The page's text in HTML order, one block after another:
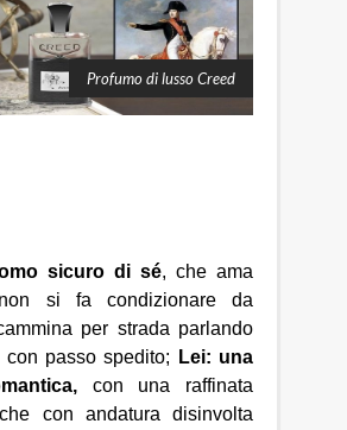
Profumo di lusso Creed
sicuro di sé, che ama
si fa condizionare da
per strada parlando
passo spedito;
Lei: una
con una raffinata
con andatura disinvolta